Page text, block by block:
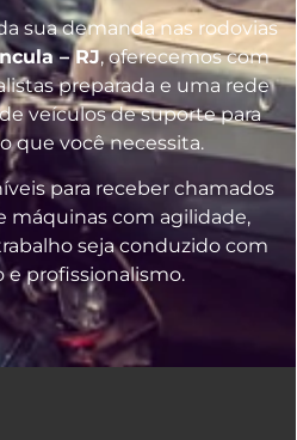
sua demanda nas rodovias
– RJ, oferecemos com
preparada e uma rede
veículos de suporte para
que você necessita.
para receber chamados
máquinas com agilidade,
seja conduzido com
e profissionalismo.